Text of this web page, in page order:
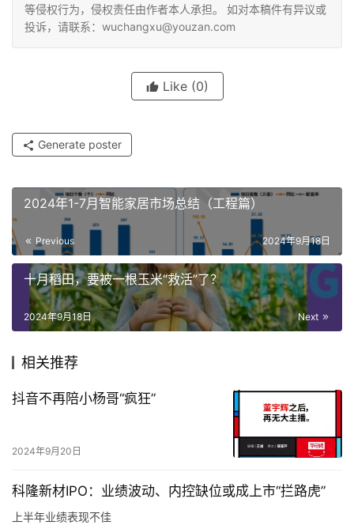
等侵权行为，侵权责任由作者本人承担。 如对本稿件有异议或
投诉，请联系：wuchangxu@youzan.com
Like (0)
Generate poster
2024年1-7月智能家居市场总结（工程篇）
Previous 2024年9月18日
十月稻田，要被一根玉米“救活”了？
Next
2024年9月18日
相关推荐
抖音不再陪小杨哥“疯狂”
2024年9月20日
科隆新材IPO：业绩波动、内控缺位或成上市“拦路虎”
上半年业绩表现不佳